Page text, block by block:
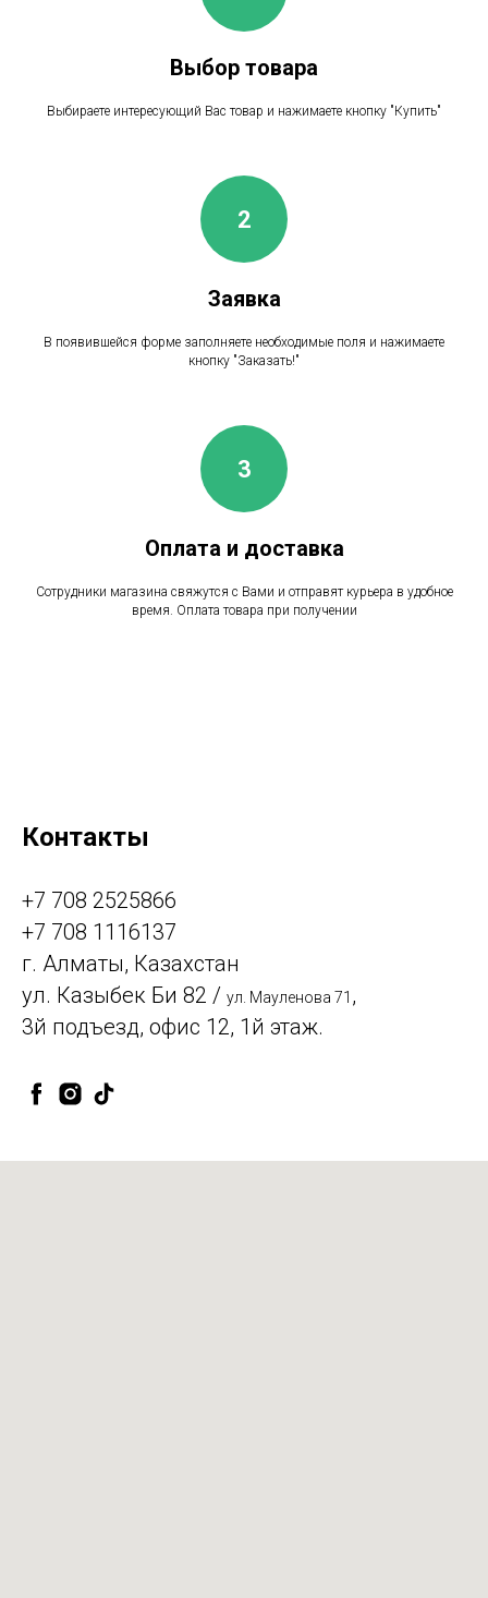
Выбор товара
Выбираете интересующий Вас товар и нажимаете кнопку "Купить"
Заявка
В появившейся форме заполняете необходимые поля и нажимаете
кнопку "Заказать!"
Оплата и доставка
Сотрудники магазина свяжутся с Вами и отправят курьера в удобное
время. Оплата товара при получении
Контакты
+7 708 2525866
+7 708 1116137
г. Алматы, Казахстан
ул. Казыбек Би 82 / ул. Мауленова 71 ,
3й подъезд, офис 12, 1й этаж.